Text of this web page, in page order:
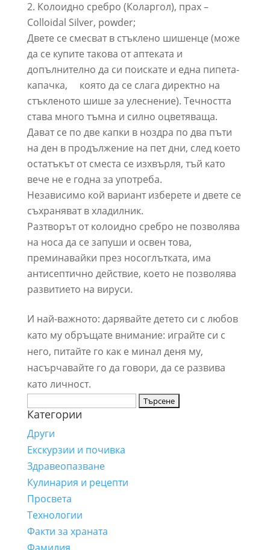
2. Колоидно сребро (Коларгол), прах –
Colloidal Silver, powder;
Двете се смесват в стъклено шишенце (може
да се купите такова от аптеката и
допълнително да си поискате и една пипета-
капачка, която да се слага директно на
стъкленото шише за улеснение). Течността
става много тъмна и силно оцветяваща.
Дават се по две капки в ноздра по два пъти
на ден в продължение на пет дни, след което
остатъкът от сместа се изхвърля, тъй като
вече не е годна за употреба.
Независимо кой вариант изберете и двете се
съхраняват в хладилник.
Разтворът от колоидно сребро не позволява
на носа да се запуши и освен това,
преминавайки през носоглътката, има
антисептично действие, което не позволява
развитието на вируси.
И най-важното: дарявайте детето си с любов
като му обръщате внимание: играйте си с
него, питайте го как е минал деня му,
насърчавайте го да говори, да се развива
като личност.
за:
Категории
Други
Екскурзии и почивка
Здравеопазване
Кулинария и рецепти
Просвета
Технологии
Факти за храната